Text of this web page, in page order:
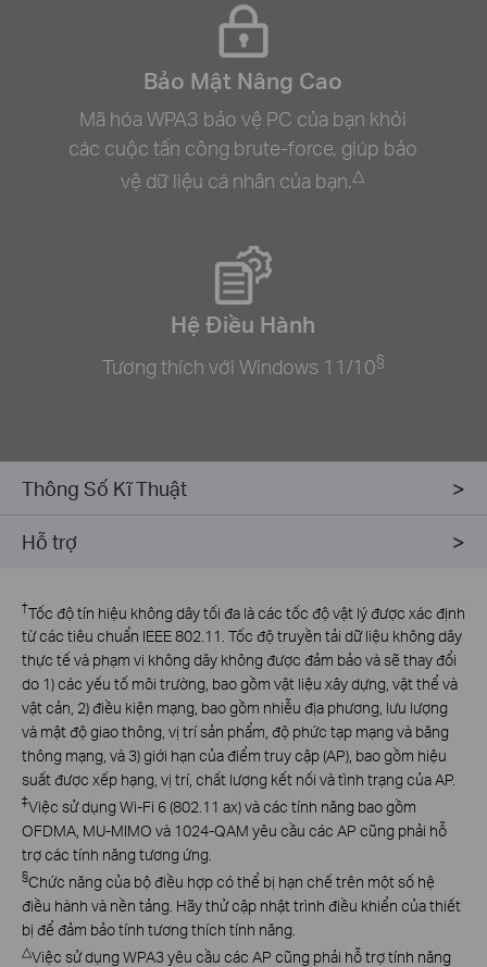
Bảo Mật Nâng Cao
Mã hóa WPA3 bảo vệ PC của bạn khỏi
các cuộc tấn công brute-force, giúp bảo
vệ dữ liệu cá nhân của bạn.△
Hệ Điều Hành
Tương thích với Windows 11/10§
Thông Số Kĩ Thuật
Hỗ trợ
†Tốc độ tín hiệu không dây tối đa là các tốc độ vật lý được xác định
từ các tiêu chuẩn IEEE 802.11. Tốc độ truyền tải dữ liệu không dây
thực tế và phạm vi không dây không được đảm bảo và sẽ thay đổi
do 1) các yếu tố môi trường, bao gồm vật liệu xây dựng, vật thể và
vật cản, 2) điều kiện mạng, bao gồm nhiễu địa phương, lưu lượng
và mật độ giao thông, vị trí sản phẩm, độ phức tạp mạng và băng
thông mạng, và 3) giới hạn của điểm truy cập (AP), bao gồm hiệu
suất được xếp hạng, vị trí, chất lượng kết nối và tình trạng của AP.
‡Việc sử dụng Wi-Fi 6 (802.11 ax) và các tính năng bao gồm
OFDMA, MU-MIMO và 1024-QAM yêu cầu các AP cũng phải hỗ
trợ các tính năng tương ứng.
§Chức năng của bộ điều hợp có thể bị hạn chế trên một số hệ
điều hành và nền tảng. Hãy thử cập nhật trình điều khiển của thiết
bị để đảm bảo tính tương thích tính năng.
△Việc sử dụng WPA3 yêu cầu các AP cũng phải hỗ trợ tính năng